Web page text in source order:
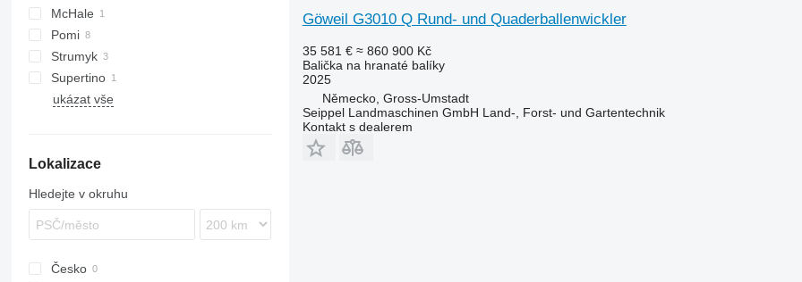
UN
McHale
Pomi
Strumyk
Supertino
ukázat vše
Lokalizace
Hledejte v okruhu
Česko
Göweil G3010 Q Rund- und Quaderballenwickler
35 581 € ≈ 860 900 Kč
Balička na hranaté balíky
2025
Německo, Gross-Umstadt
Seippel Landmaschinen GmbH Land-, Forst- und Gartentechnik
Kontakt s dealerem